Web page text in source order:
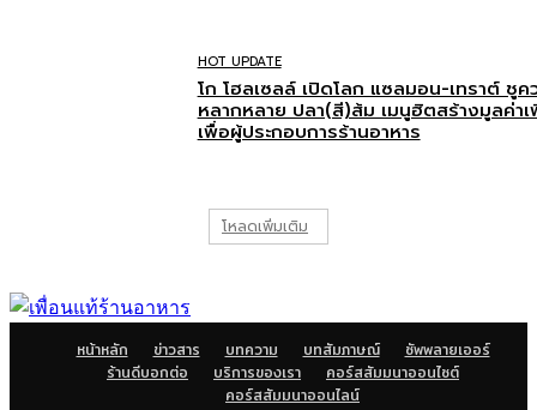
HOT UPDATE
โก โฮลเซลล์ เปิดโลก แซลมอน-เทราต์ ชูค
หลากหลาย ปลา(สี)ส้ม เมนูฮิตสร้างมูลค่า
เพื่อผู้ประกอบการร้านอาหาร
โหลดเพิ่มเติม
หน้าหลัก ข่าวสาร บทความ บทสัมภาษณ์
ซัพพลายเออร์
ร้านดีบอกต่อ
บริการของเรา
คอร์สสัมมนาออนไซต์
คอร์สสัมมนาออนไลน์